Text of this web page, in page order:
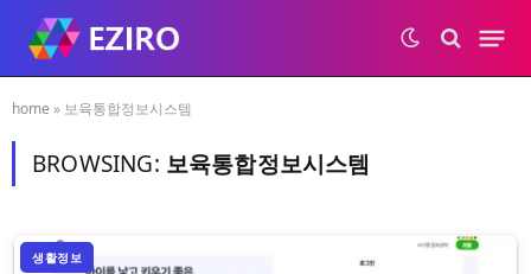
home » 보육통합정보시스템
BROWSING: 보육통합정보시스템
생활정보